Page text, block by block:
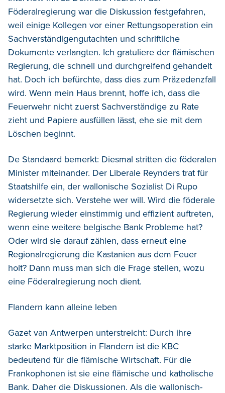
Föderalregierung war die Diskussion festgefahren,
weil einige Kollegen vor einer Rettungsoperation ein
Sachverständigengutachten und schriftliche
Dokumente verlangten. Ich gratuliere der flämischen
Regierung, die schnell und durchgreifend gehandelt
hat. Doch ich befürchte, dass dies zum Präzedenzfall
wird. Wenn mein Haus brennt, hoffe ich, dass die
Feuerwehr nicht zuerst Sachverständige zu Rate
zieht und Papiere ausfüllen lässt, ehe sie mit dem
Löschen beginnt.
De Standaard bemerkt: Diesmal stritten die föderalen
Minister miteinander. Der Liberale Reynders trat für
Staatshilfe ein, der wallonische Sozialist Di Rupo
widersetzte sich. Verstehe wer will. Wird die föderale
Regierung wieder einstimmig und effizient auftreten,
wenn eine weitere belgische Bank Probleme hat?
Oder wird sie darauf zählen, dass erneut eine
Regionalregierung die Kastanien aus dem Feuer
holt? Dann muss man sich die Frage stellen, wozu
eine Föderalregierung noch dient.
Flandern kann alleine leben
Gazet van Antwerpen unterstreicht: Durch ihre
starke Marktposition in Flandern ist die KBC
bedeutend für die flämische Wirtschaft. Für die
Frankophonen ist sie eine flämische und katholische
Bank. Daher die Diskussionen. Als die wallonisch-